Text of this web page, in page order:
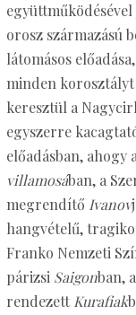
orosz származású
látomásos
minden
keresztül a
egyszerre
előadásban, ahogy
villamosában, a
megrendítő Ivanov
hangvételű,
Franko Nemzeti
párizsi Saigonban,
rendezett Kurafiak